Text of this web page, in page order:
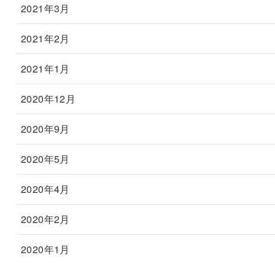
2021年3月
2021年2月
2021年1月
2020年12月
2020年9月
2020年5月
2020年4月
2020年2月
2020年1月